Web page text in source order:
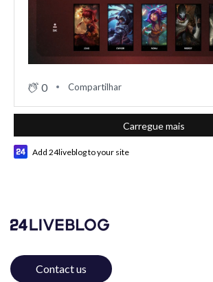
0 Compartilhar
Carregue mais
Add 24liveblog to your site
Contact us